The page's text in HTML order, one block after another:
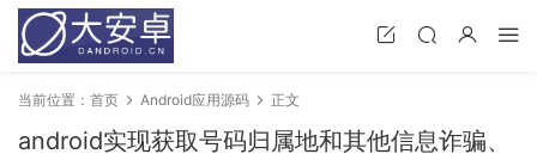
当前位置： 首页 Android应用源码 正文
android实现获取号码归属地和其他信息诈骗、